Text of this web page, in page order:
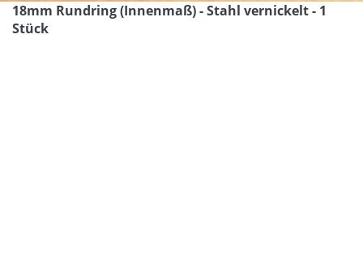
18mm Rundring (Innenmaß) - Stahl vernickelt - 1
Stück